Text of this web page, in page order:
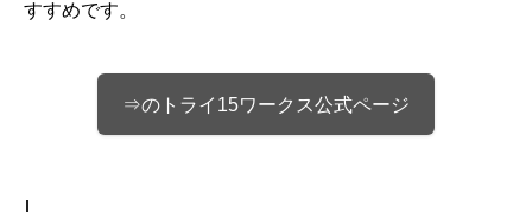
すすめです。
⇒のトライ15ワークス公式ページ